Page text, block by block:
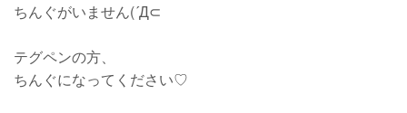
ちんぐがいません(´Д⊂
テグペンの方、
ちんぐになってください♡